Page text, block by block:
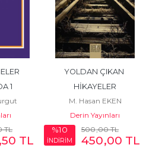
1
TL
,50 TL
YOLDAN ÇIKAN
HİKAYELER
M. Hasan EKEN
Derin Yayınları
%10
İNDİRİM
500,00TL
450,00 TL